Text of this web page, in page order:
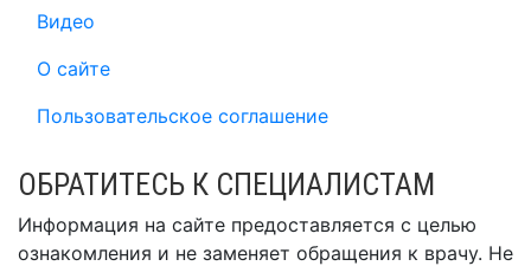
Видео
О сайте
Пользовательское соглашение
ОБРАТИТЕСЬ К СПЕЦИАЛИСТАМ
Информация на сайте предоставляется с целью
ознакомления и не заменяет обращения к врачу. Не